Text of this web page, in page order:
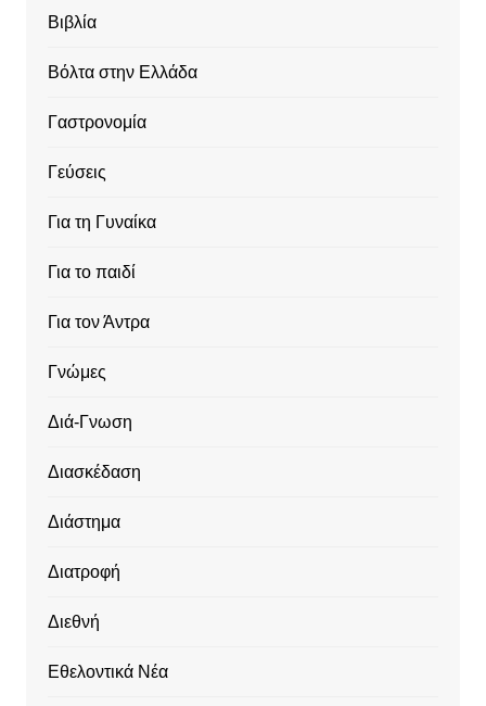
Βιβλία
Βόλτα στην Ελλάδα
Γαστρονομία
Γεύσεις
Για τη Γυναίκα
Για το παιδί
Για τον Άντρα
Γνώμες
Διά-Γνωση
Διασκέδαση
Διάστημα
Διατροφή
Διεθνή
Εθελοντικά Νέα